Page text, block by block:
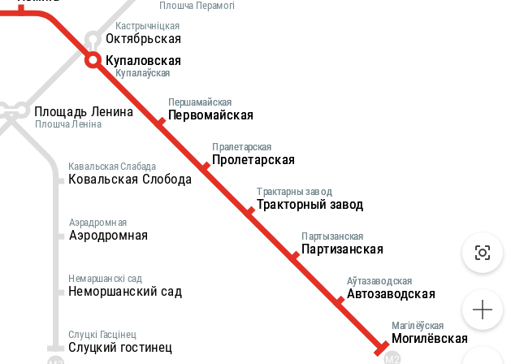
М2
Октябрьская
Кастрычніцкая
Купаловская
Купалаўская
Могилёвская
Магілёўская
Автозаводская
Аўтазаводская
Партизанская
Партызанская
Тракторный завод
Трактарны завод
Пролетарская
Пралетарская
Первомайская
Першамайская
Площадь Ленина
Плошча Леніна
Ковальская Слобода
Кавальская Слабада
Аэродромная
Аэрадромная
Неморшанский сад
Немаршанскi сад
Слуцкий гостинец
Слуцкi Гасцiнец
Плошча Перамогі
Купаловская
Купалаўская
Могилёвская
Магілёўская
Автозаводская
Аўтазаводская
Партизанская
Партызанская
Тракторный завод
Трактарны завод
Пролетарская
Пралетарская
Первомайская
Першамайская